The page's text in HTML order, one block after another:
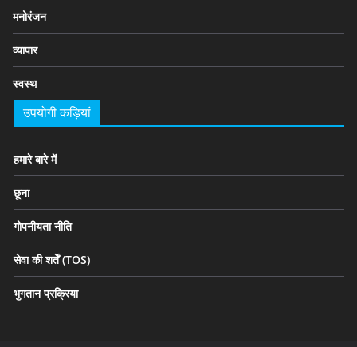
मनोरंजन
व्यापार
स्वस्थ
उपयोगी कड़ियां
हमारे बारे में
छूना
गोपनीयता नीति
सेवा की शर्तें (TOS)
भुगतान प्रक्रिया